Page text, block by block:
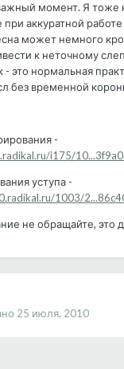
момент. Я тоже
аккуратной
может немного
к неточному
это нормальная
без временной
-
i175/
уступа -
1003/
не обращайте, это
25 июля, 2010